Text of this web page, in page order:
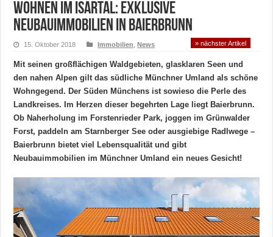
Wohnen im Isartal: Exklusive
Neubauimmobilien in Baierbrunn
15. Oktober 2018 Immobilien ,News » nächster Artikel
Mit seinen großflächigen Waldgebieten, glasklaren Seen und
den nahen Alpen gilt das südliche Münchner Umland als schöne
Wohngegend. Der Süden Münchens ist sowieso die Perle des
Landkreises. Im Herzen dieser begehrten Lage liegt Baierbrunn.
Ob Naherholung im Forstenrieder Park, joggen im Grünwalder
Forst, paddeln am Starnberger See oder ausgiebige Radlwege –
Baierbrunn bietet viel Lebensqualität und gibt
Neubauimmobilien im Münchner Umland ein neues Gesicht!